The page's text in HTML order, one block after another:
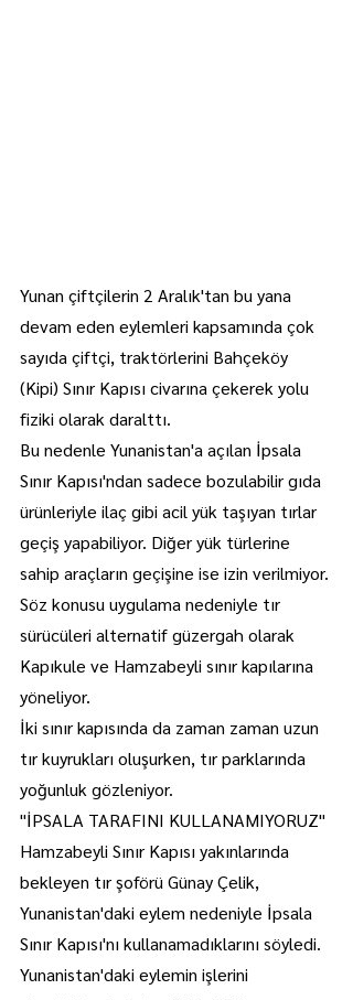
Yunan çiftçilerin 2 Aralık'tan bu yana
devam eden eylemleri kapsamında çok
sayıda çiftçi, traktörlerini Bahçeköy
(Kipi) Sınır Kapısı civarına çekerek yolu
fiziki olarak daralttı.
Bu nedenle Yunanistan'a açılan İpsala
Sınır Kapısı'ndan sadece bozulabilir gıda
ürünleriyle ilaç gibi acil yük taşıyan tırlar
geçiş yapabiliyor. Diğer yük türlerine
sahip araçların geçişine ise izin verilmiyor.
Söz konusu uygulama nedeniyle tır
sürücüleri alternatif güzergah olarak
Kapıkule ve Hamzabeyli sınır kapılarına
yöneliyor.
İki sınır kapısında da zaman zaman uzun
tır kuyrukları oluşurken, tır parklarında
yoğunluk gözleniyor.
"İPSALA TARAFINI KULLANAMIYORUZ"
Hamzabeyli Sınır Kapısı yakınlarında
bekleyen tır şoförü Günay Çelik,
Yunanistan'daki eylem nedeniyle İpsala
Sınır Kapısı'nı kullanamadıklarını söyledi.
Yunanistan'daki eylemin işlerini